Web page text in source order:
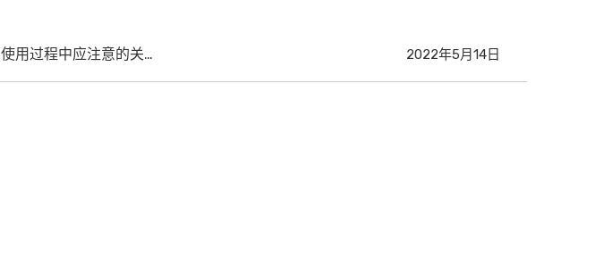
水冷螺杆式冷水机组的详细介绍以及在使用过程中应注意的关键点 2022年5月14日